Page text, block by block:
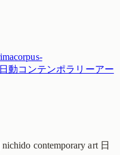
日動コンテンポラリーアー
nichido contemporary art 日